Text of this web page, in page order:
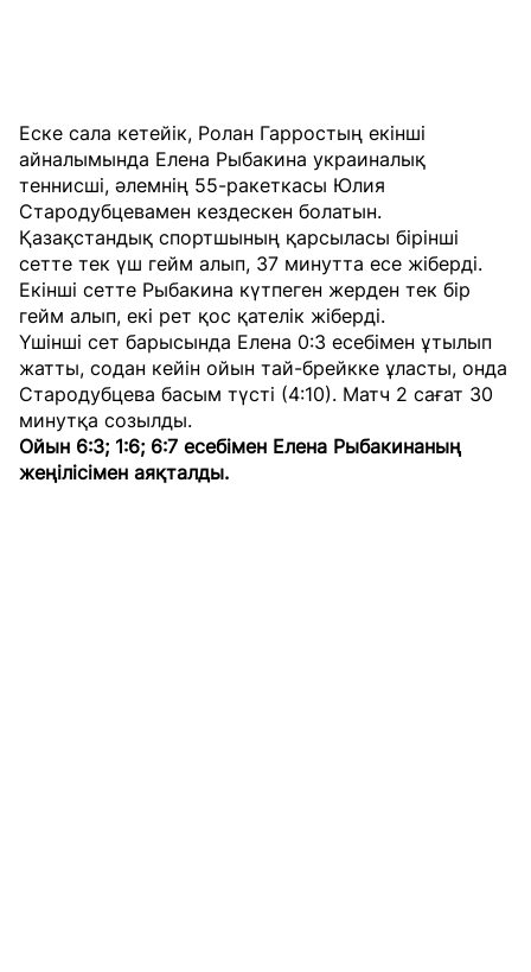
Еске сала кетейік, Ролан Гарростың екінші
айналымында Елена Рыбакина украиналық
теннисші, әлемнің 55-ракеткасы Юлия
Стародубцевамен кездескен болатын.
Қазақстандық спортшының қарсыласы бірінші
сетте тек үш гейм алып, 37 минутта есе жіберді.
Екінші сетте Рыбакина күтпеген жерден тек бір
гейм алып, екі рет қос қателік жіберді.
Үшінші сет барысында Елена 0:3 есебімен ұтылып
жатты, содан кейін ойын тай-брейкке ұласты, онда
Стародубцева басым түсті (4:10). Матч 2 сағат 30
минутқа созылды.
Ойын 6:3; 1:6; 6:7 есебімен Елена Рыбакинаның
жеңілісімен аяқталды.